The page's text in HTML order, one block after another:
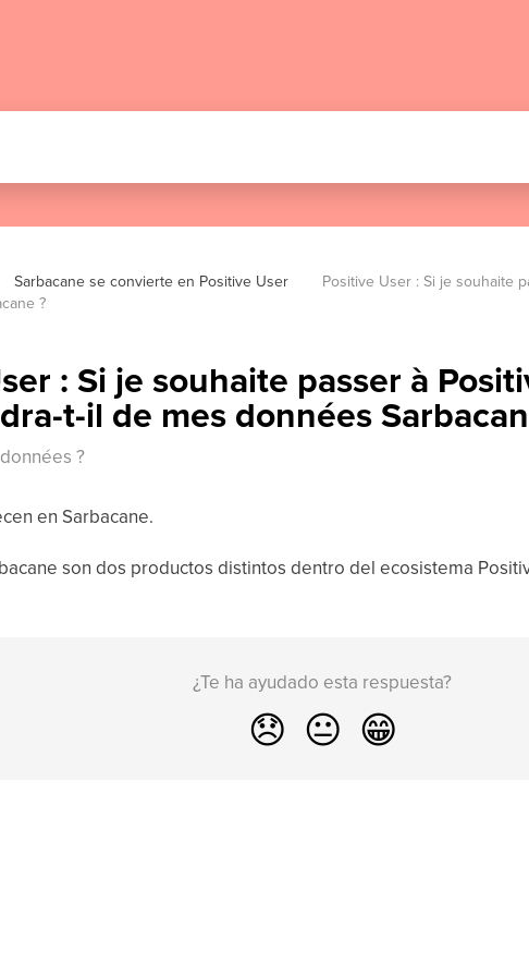
Sarbacane se convierte en Positive User
Positive User : Si je souhaite
?
: Si je souhaite passer à
t-il de mes données
?
en Sarbacane.
son dos productos distintos dentro del ecosistema
¿Te ha ayudado esta respuesta?
😞 😐 😁